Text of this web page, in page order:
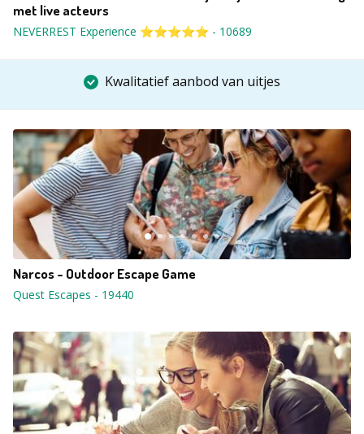
met live acteurs
NEVERREST Experience ⭐⭐⭐⭐⭐ - 10689
Kwalitatief aanbod van uitjes
Narcos - Outdoor Escape Game
Quest Escapes - 19440